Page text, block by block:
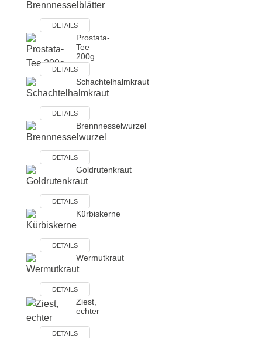
DETAILS
Prostata-
Tee
200g
DETAILS
Schachtelhalmkraut
DETAILS
Brennnesselwurzel
DETAILS
Goldrutenkraut
DETAILS
Kürbiskerne
DETAILS
Wermutkraut
DETAILS
Ziest,
echter
DETAILS